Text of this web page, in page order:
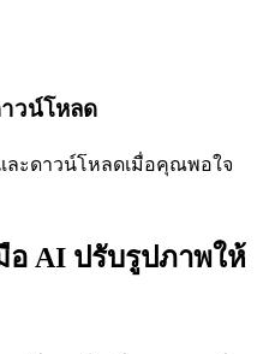
วน์โหลด
ละดาวน์โหลดเมื่อคุณพอใจ
อ AI ปรับรูปภาพให้